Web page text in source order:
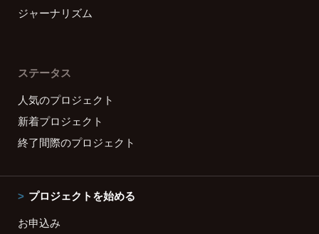
ジャーナリズム
ステータス
人気のプロジェクト
新着プロジェクト
終了間際のプロジェクト
プロジェクトを始める
お申込み